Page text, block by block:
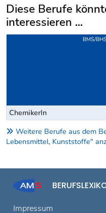
Diese Berufe
interessieren ...
Uber weitere
ChemikerIn
BMS/
Weitere Berufe aus dem
Lebensmittel, Kunststoffe"
Impressum